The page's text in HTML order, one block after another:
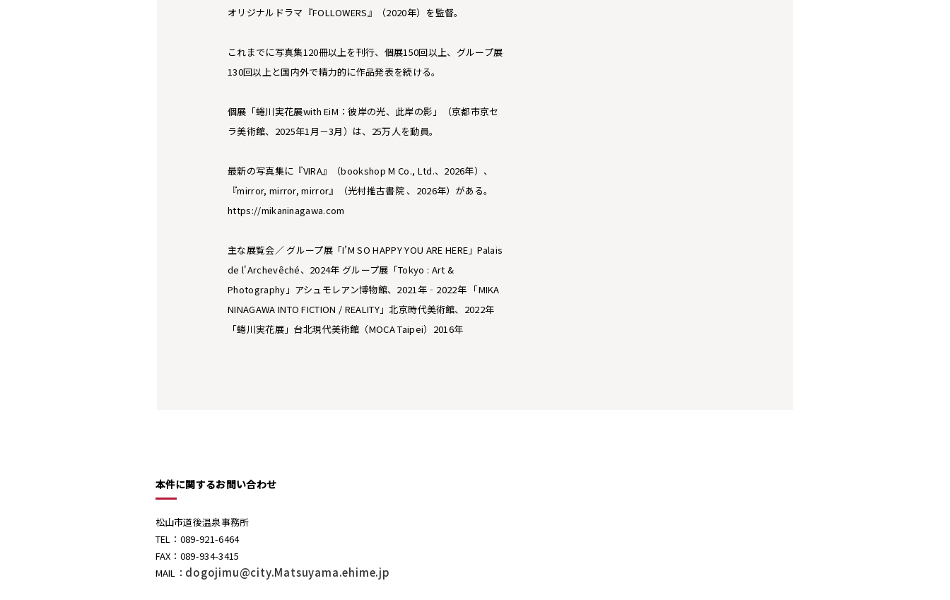
オリジナルドラマ『FOLLOWERS』（2020年）を監督。
これまでに写真集120冊以上を刊行、個展150回以上、グループ展
130回以上と国内外で精力的に作品発表を続ける。
個展「蜷川実花展with EiM：彼岸の光、此岸の影」（京都市京セ
ラ美術館、2025年1月－3月）は、25万人を動員。
最新の写真集に『VIRA』（bookshop M Co., Ltd.、2026年）、
『mirror, mirror, mirror』（光村推古書院 、2026年）がある。
https://mikaninagawa.com
主な展覧会／ グループ展「I’M SO HAPPY YOU ARE HERE」Palais
de l'Archevêché、2024年 グループ展「Tokyo : Art &
Photography」アシュモレアン博物館、2021年‐2022年 「MIKA
NINAGAWA INTO FICTION / REALITY」北京時代美術館、2022年
「蜷川実花展」台北現代美術館（MOCA Taipei）2016年
本件に関するお問い合わせ
松山市道後温泉事務所
TEL：089-921-6464
FAX：089-934-3415
MAIL： dogojimu@city.Matsuyama.ehime.jp